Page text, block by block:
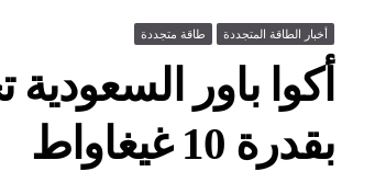
أخبار الطاقة المتجددة طاقة متجددة
أكوا باور
بقدرة 10 غيغاواط